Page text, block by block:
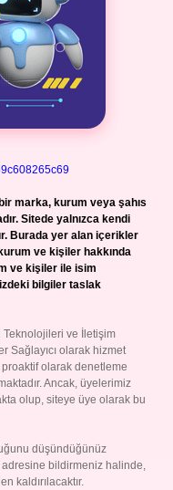
marka, kurum veya şahıs
Sitede yalnızca kendi
Burada yer alan içerikler
ve kişiler hakkında
ve kişiler ile isim
bilgiler taslak
Teknolojileri ve İletişim
Sağlayıcı olarak hizmet
olarak denetleme
Ancak, üyelerimiz
olup, siteye üye olarak bu
düşündüğünüz
adresine bildirmeniz halinde,
kaldırılacaktır.